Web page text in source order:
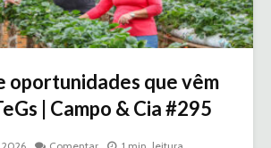
oportunidades que vêm
| Campo & Cia #295